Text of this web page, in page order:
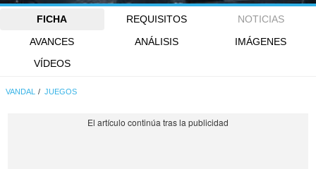
FICHA REQUISITOS
NOTICIAS
AVANCES
ANÁLISIS
IMÁGENES
VÍDEOS
VANDAL JUEGOS